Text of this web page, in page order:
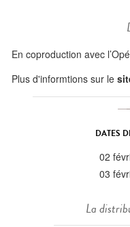
En coproduction avec
Plus d'informtions sur le
DATES
02
03
La